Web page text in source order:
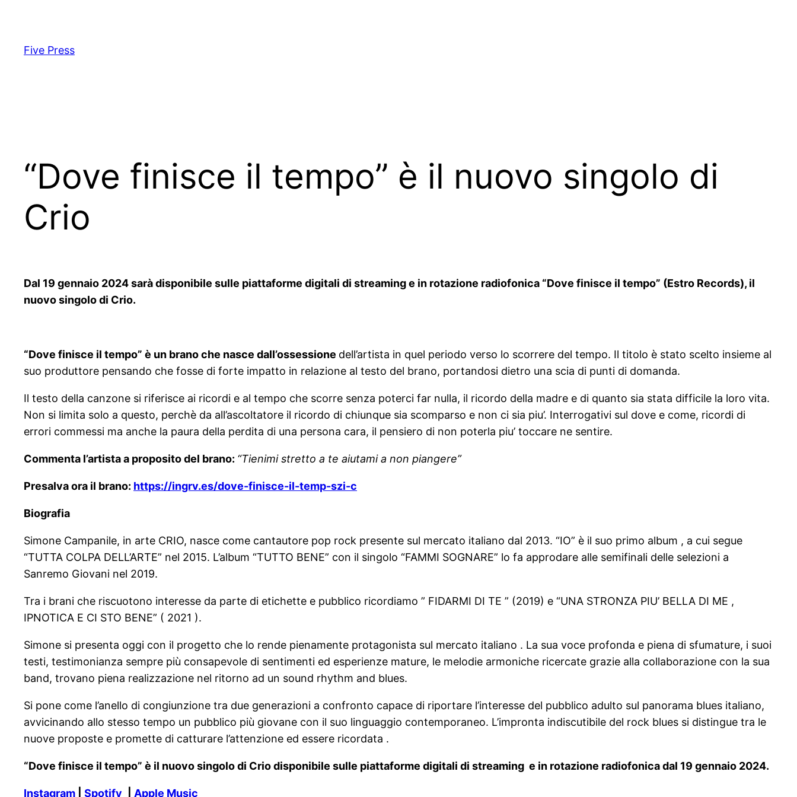
content
Five Press
“Dove finisce il tempo” è il nuovo singolo di
Crio
Dal 19 gennaio 2024 sarà disponibile sulle piattaforme digitali di streaming e in rotazione radiofonica “Dove finisce il tempo” (Estro Records), il
nuovo singolo di Crio.
“Dove finisce il tempo” è un brano che nasce dall’ossessione dell’artista in quel periodo verso lo scorrere del tempo. Il titolo è stato scelto insieme al
suo produttore pensando che fosse di forte impatto in relazione al testo del brano, portandosi dietro una scia di punti di domanda.
Il testo della canzone si riferisce ai ricordi e al tempo che scorre senza poterci far nulla, il ricordo della madre e di quanto sia stata difficile la loro vita.
Non si limita solo a questo, perchè da all’ascoltatore il ricordo di chiunque sia scomparso e non ci sia piu’. Interrogativi sul dove e come, ricordi di
errori commessi ma anche la paura della perdita di una persona cara, il pensiero di non poterla piu’ toccare ne sentire.
Commenta l’artista a proposito del brano: “Tienimi stretto a te aiutami a non piangere”
Presalva ora il brano: https://ingrv.es/dove-finisce-il-temp-szi-c
Biografia
Simone Campanile, in arte CRIO, nasce come cantautore pop rock presente sul mercato italiano dal 2013. “IO” è il suo primo album , a cui segue
“TUTTA COLPA DELL’ARTE” nel 2015. L’album “TUTTO BENE” con il singolo “FAMMI SOGNARE” lo fa approdare alle semifinali delle selezioni a
Sanremo Giovani nel 2019.
Tra i brani che riscuotono interesse da parte di etichette e pubblico ricordiamo ” FIDARMI DI TE ” (2019) e “UNA STRONZA PIU’ BELLA DI ME ,
IPNOTICA E CI STO BENE” ( 2021 ).
Simone si presenta oggi con il progetto che lo rende pienamente protagonista sul mercato italiano . La sua voce profonda e piena di sfumature, i suoi
testi, testimonianza sempre più consapevole di sentimenti ed esperienze mature, le melodie armoniche ricercate grazie alla collaborazione con la sua
band, trovano piena realizzazione nel ritorno ad un sound rhythm and blues.
Si pone come l’anello di congiunzione tra due generazioni a confronto capace di riportare l’interesse del pubblico adulto sul panorama blues italiano,
avvicinando allo stesso tempo un pubblico più giovane con il suo linguaggio contemporaneo. L’impronta indiscutibile del rock blues si distingue tra le
nuove proposte e promette di catturare l’attenzione ed essere ricordata .
“Dove finisce il tempo” è il nuovo singolo di Crio disponibile sulle piattaforme digitali di streaming e in rotazione radiofonica dal 19 gennaio 2024.
Instagram Spotify Apple Music